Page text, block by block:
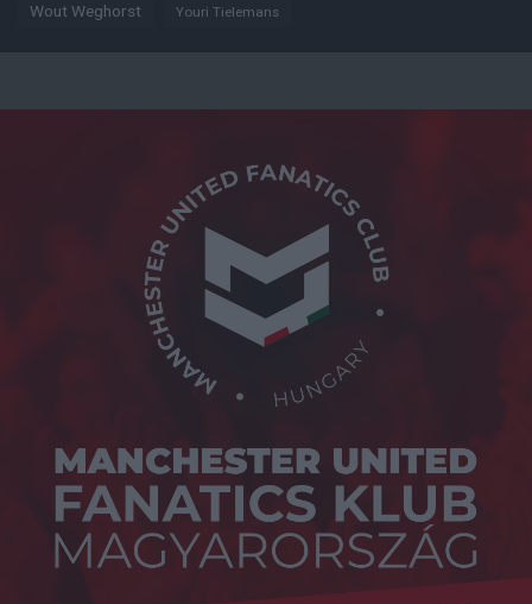
Wout Weghorst Youri Tielemans